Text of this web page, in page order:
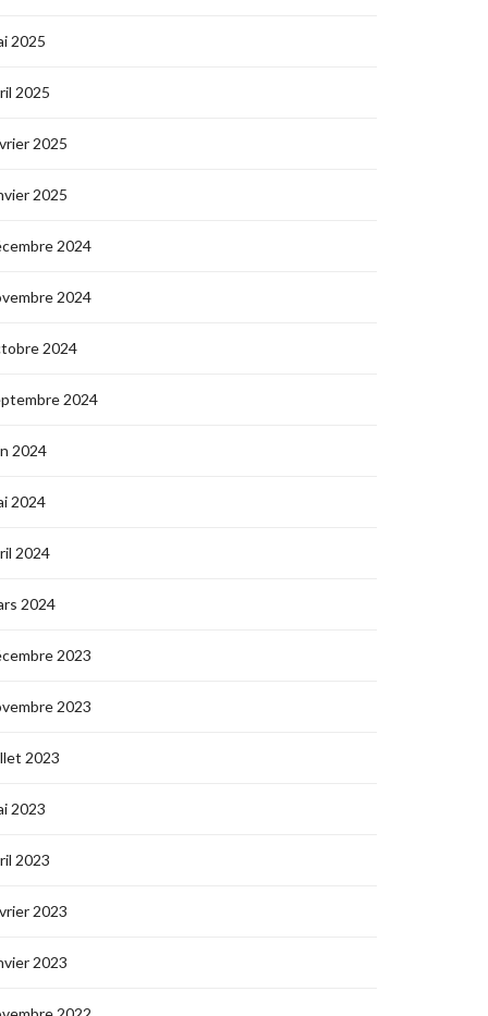
2025
2025
2025
2025
2024
2024
2024
2024
2024
2024
2024
2024
2023
2023
2023
2023
2023
2023
2023